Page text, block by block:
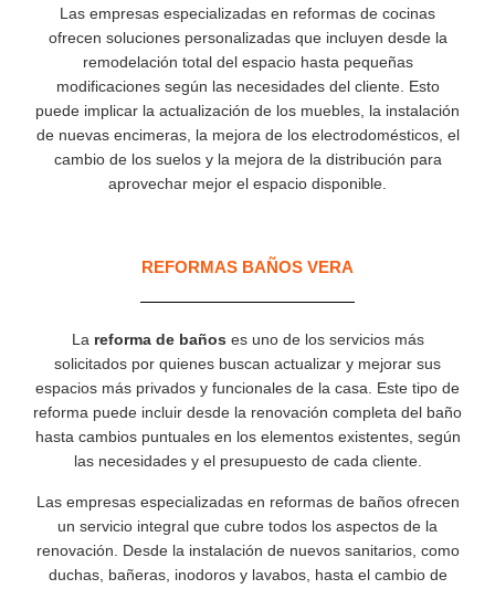
Las empresas especializadas en reformas de cocinas
ofrecen soluciones personalizadas que incluyen desde la
remodelación total del espacio hasta pequeñas
modificaciones según las necesidades del cliente. Esto
puede implicar la actualización de los muebles, la instalación
de nuevas encimeras, la mejora de los electrodomésticos, el
cambio de los suelos y la mejora de la distribución para
aprovechar mejor el espacio disponible.
REFORMAS BAÑOS VERA
La reforma de baños es uno de los servicios más
solicitados por quienes buscan actualizar y mejorar sus
espacios más privados y funcionales de la casa. Este tipo de
reforma puede incluir desde la renovación completa del baño
hasta cambios puntuales en los elementos existentes, según
las necesidades y el presupuesto de cada cliente.
Las empresas especializadas en reformas de baños ofrecen
un servicio integral que cubre todos los aspectos de la
renovación. Desde la instalación de nuevos sanitarios, como
duchas, bañeras, inodoros y lavabos, hasta el cambio de